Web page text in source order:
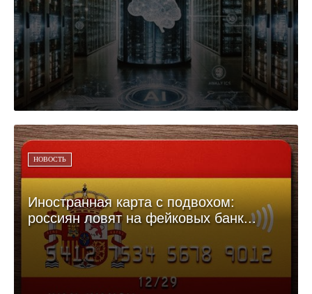
НОВОСТЬ
Иностранная карта с подвохом:
россиян ловят на фейковых банк...